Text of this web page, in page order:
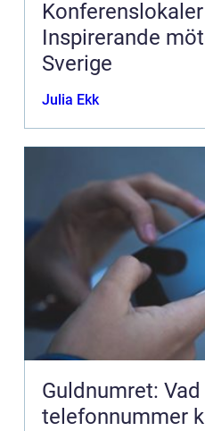
Inspirerande
Sverige
Julia Ekk
Guldnumret:
telefonnummer